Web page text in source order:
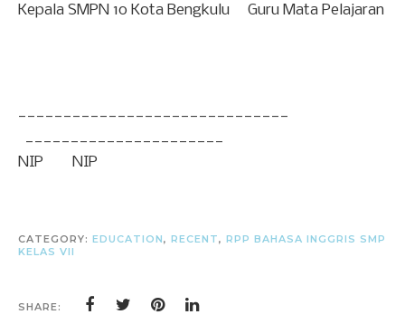
Kepala SMPN 10 Kota Bengkulu
Guru Mata Pelajaran
NIP
NIP
CATEGORY: EDUCATION, RECENT, RPP BAHASA INGGRIS SMP
KELAS VII
SHARE: